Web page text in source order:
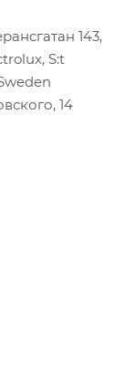
143,
S:t
14